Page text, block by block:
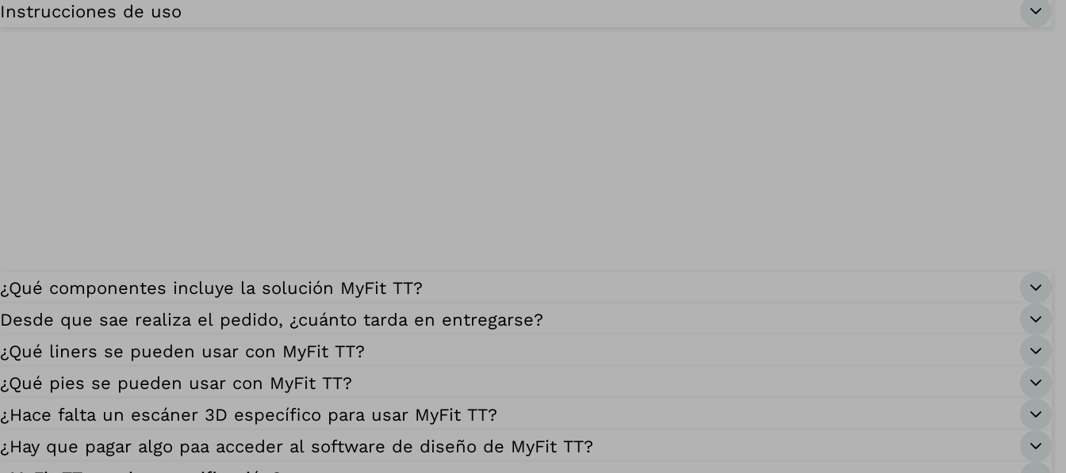
Instrucciones de uso
¿Qué componentes incluye la solución MyFit TT?
Desde que sae realiza el pedido, ¿cuánto tarda en entregarse?
¿Qué liners se pueden usar con MyFit TT?
¿Qué pies se pueden usar con MyFit TT?
¿Hace falta un escáner 3D específico para usar MyFit TT?
¿Hay que pagar algo paa acceder al software de diseño de MyFit TT?